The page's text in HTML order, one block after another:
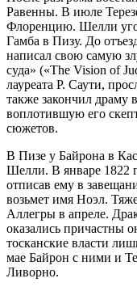
Равенны. В июле
Флоренцию. Шелли
Гамба в Пизу. До
написал свою самую
суда» («The Vision of
лауреата Р. Саути,
также закончил драму
воплотившую его
сюжетов.
В Пизе у Байрона в
Шелли. В январе 1822
отписав ему в
возьмет имя Ноэл.
Аллегры в апреле.
оказались причастны
тосканские власти
мае Байрон с ними и
Ливорно.